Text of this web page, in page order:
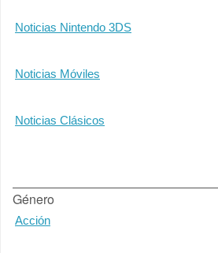
Noticias Nintendo 3DS
Noticias Móviles
Noticias Clásicos
Género
Acción